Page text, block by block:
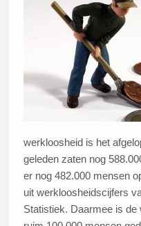
werkloosheid is het
geleden zaten nog
er nog 482.000 mensen
uit werkloosheidscijfers
Statistiek. Daarmee is de